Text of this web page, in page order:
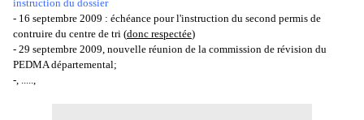
instruction du dossier
- 16 septembre 2009 : échéance pour l'instruction du second permis de
contruire du centre de tri (donc respectée)
- 29 septembre 2009, nouvelle réunion de la commission de révision du
PEDMA départemental;
-, .....,